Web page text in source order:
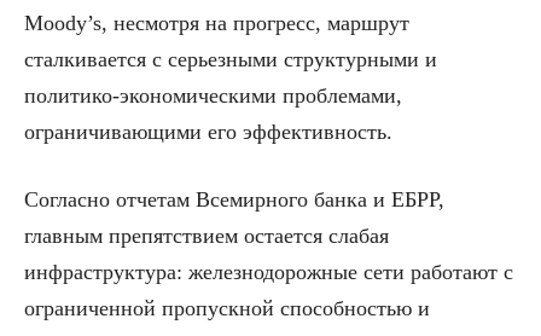
Moody’s, несмотря на прогресс, маршрут
сталкивается с серьезными структурными и
политико-экономическими проблемами,
ограничивающими его эффективность.
Согласно отчетам Всемирного банка и ЕБРР,
главным препятствием остается слабая
инфраструктура: железнодорожные сети работают с
ограниченной пропускной способностью и